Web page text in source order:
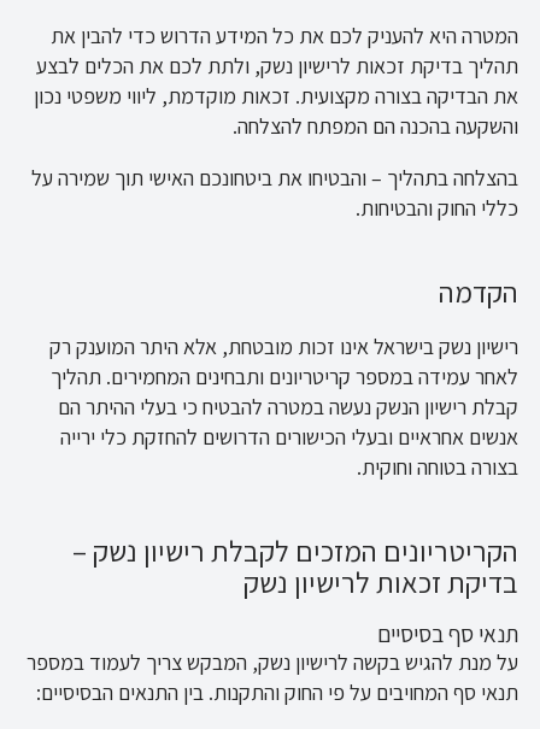
המטרה היא להעניק לכם את כל המידע הדרוש כדי להבין את
תהליך בדיקת זכאות לרישיון נשק, ולתת לכם את הכלים לבצע
את הבדיקה בצורה מקצועית. זכאות מוקדמת, ליווי משפטי נכון
והשקעה בהכנה הם המפתח להצלחה.
בהצלחה בתהליך – והבטיחו את ביטחונכם האישי תוך שמירה על
כללי החוק והבטיחות.
הקדמה
רישיון נשק בישראל אינו זכות מובטחת, אלא היתר המוענק רק
לאחר עמידה במספר קריטריונים ותבחינים המחמירים. תהליך
קבלת רישיון הנשק נעשה במטרה להבטיח כי בעלי ההיתר הם
אנשים אחראיים ובעלי הכישורים הדרושים להחזקת כלי ירייה
בצורה בטוחה וחוקית.
הקריטריונים המזכים לקבלת רישיון נשק –
בדיקת זכאות לרישיון נשק
תנאי סף בסיסיים
על מנת להגיש בקשה לרישיון נשק, המבקש צריך לעמוד במספר
תנאי סף המחויבים על פי החוק והתקנות. בין התנאים הבסיסיים: